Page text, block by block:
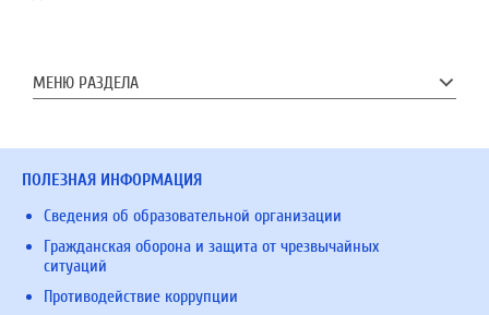
МЕНЮ РАЗДЕЛА
ПОЛЕЗНАЯ ИНФОРМАЦИЯ
Сведения об образовательной организации
Гражданская оборона и защита от чрезвычайных
ситуаций
Противодействие коррупции